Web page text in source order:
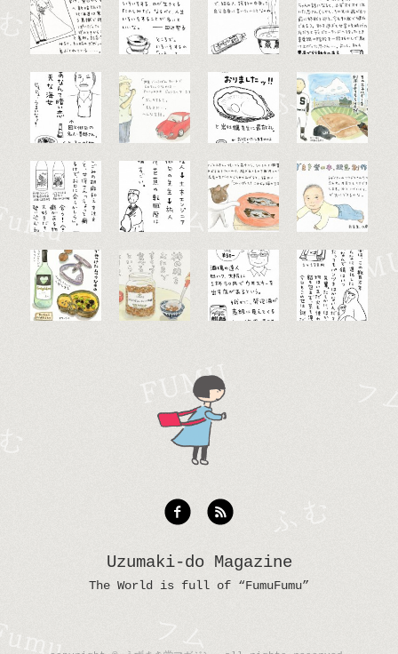
Uzumaki-do Magazine
The World is full of “FumuFumu”